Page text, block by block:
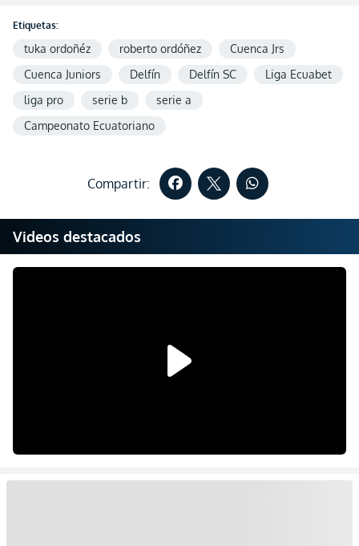
Etiquetas:
tuka ordoñéz roberto ordóñez
Cuenca Jrs
Cuenca Juniors
Delfín Delfín SC
Liga Ecuabet
liga pro
serie b
serie a
Campeonato Ecuatoriano
Compartir:
Videos destacados